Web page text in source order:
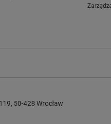
, 50-428 Wrocław